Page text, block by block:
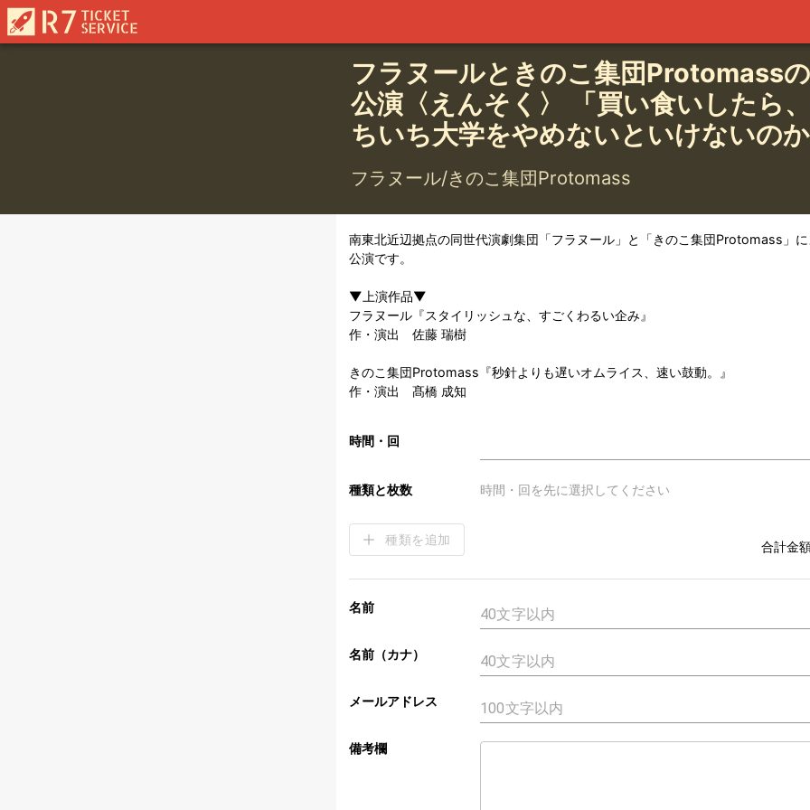
フラヌールときのこ集団Protomass
公演〈えんそく〉 「買い食いしたら
ちいち大学をやめないといけないのか
フラヌール/きのこ集団Protomass
南東北近辺拠点の同世代演劇集団「フラヌール」と「きのこ集団Protomass」
公演です。
▼上演作品▼
フラヌール『スタイリッシュな、すごくわるい企み』
作・演出 佐藤 瑞樹
きのこ集団Protomass『秒針よりも遅いオムライス、速い鼓動。』
作・演出 髙橋 成知
時間・回
種類と枚数 時間・回を先に選択してください
種類を追加 合計金
名前
名前（カナ）
メールアドレス
備考欄